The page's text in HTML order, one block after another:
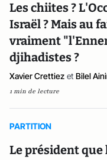
Les chiites ?
Israël ? Mais au
vraiment
djihadistes ?
Xavier Crettiez et Bilel
1 min de lecture
PARTITION
Le président que